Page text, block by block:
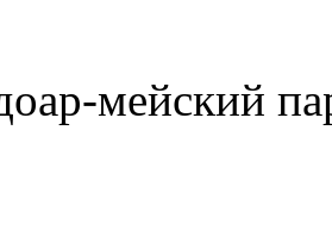
мейский